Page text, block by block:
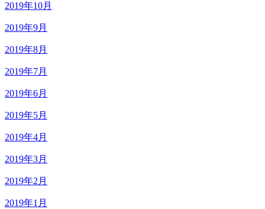
2019年10月
2019年9月
2019年8月
2019年7月
2019年6月
2019年5月
2019年4月
2019年3月
2019年2月
2019年1月